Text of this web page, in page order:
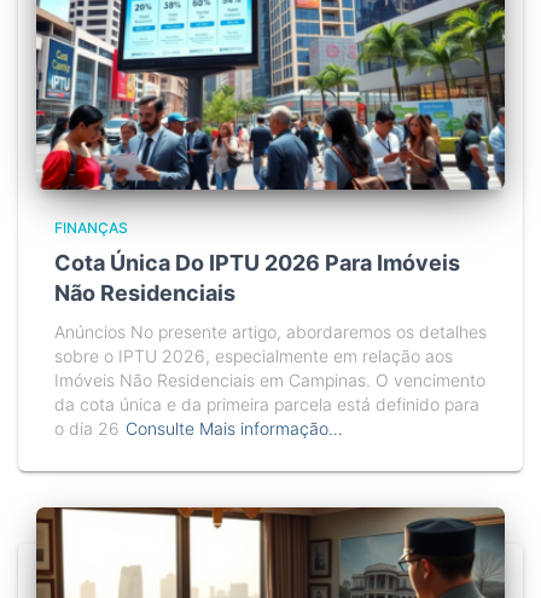
FINANÇAS
Cota Única Do IPTU 2026 Para Imóveis
Não Residenciais
Anúncios No presente artigo, abordaremos os detalhes
sobre o IPTU 2026, especialmente em relação aos
Imóveis Não Residenciais em Campinas. O vencimento
da cota única e da primeira parcela está definido para
o dia 26 Consulte Mais informação…